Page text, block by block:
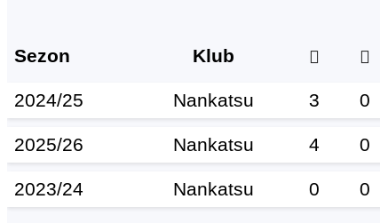
Sezon Klub
2024/25 Nankatsu 3 0
2025/26 Nankatsu 4 0
2023/24 Nankatsu 0 0